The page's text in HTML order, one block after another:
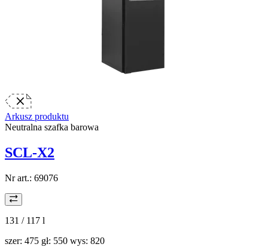
Arkusz produktu
Neutralna szafka barowa
SCL-X2
Nr art.: 69076
131 / 117 l
szer: 475 gł: 550 wys: 820